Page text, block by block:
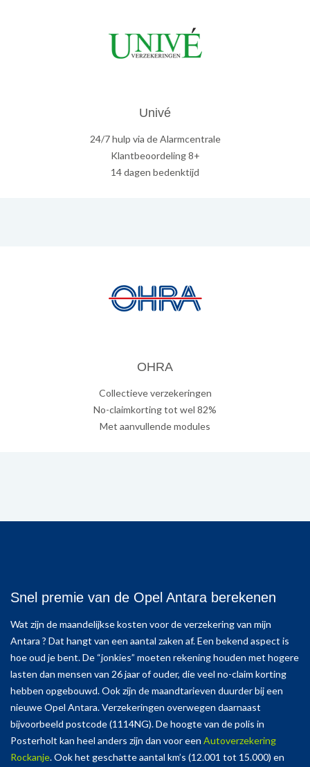
Univé
24/7 hulp via de Alarmcentrale
Klantbeoordeling 8+
14 dagen bedenktijd
OHRA
Collectieve verzekeringen
No-claimkorting tot wel 82%
Met aanvullende modules
Snel premie van de Opel Antara berekenen
Wat zijn de maandelijkse kosten voor de verzekering van mijn
Antara ? Dat hangt van een aantal zaken af. Een bekend aspect is
hoe oud je bent. De “jonkies” moeten rekening houden met hogere
lasten dan mensen van 26 jaar of ouder, die veel no-claim korting
hebben opgebouwd. Ook zijn de maandtarieven duurder bij een
nieuwe Opel Antara. Verzekeringen overwegen daarnaast
bijvoorbeeld postcode (1114NG). De hoogte van de polis in
Posterholt kan heel anders zijn dan voor een Autoverzekering
Rockanje. Ook het geschatte aantal km’s (12.001 tot 15.000) en